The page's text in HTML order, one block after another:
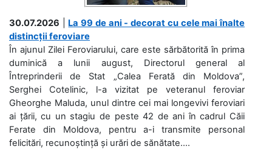
30.07.2026
La 99 de ani - decorat cu cele mai înalte
distincții feroviare
În ajunul Zilei Feroviarului, care este sărbătorită în prima
duminică a lunii august, Directorul general al
Întreprinderii de Stat „Calea Ferată din Moldova”,
Serghei Cotelinic, l-a vizitat pe veteranul feroviar
Gheorghe Maluda, unul dintre cei mai longevivi feroviari
ai țării, cu un stagiu de peste 42 de ani în cadrul Căii
Ferate din Moldova, pentru a-i transmite personal
felicitări, recunoștință și urări de sănătate....